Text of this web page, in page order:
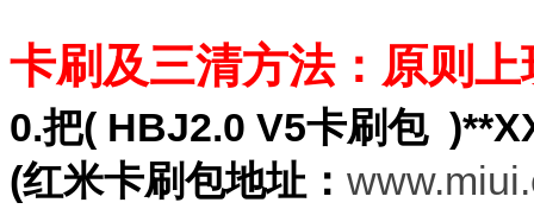
卡刷及三清方法：原则
0.把( HBJ2.0 V5卡刷包
(红米卡刷包地址：